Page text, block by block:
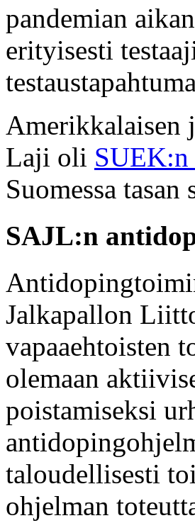
pandemian
erityisesti
Amerikkalaisen
Laji oli SUEK:n
Suomessa
SAJL:n
Jalkapallon
vapaaehtoisten
olemaan
poistamiseksi
taloudellisesti
ohjelman